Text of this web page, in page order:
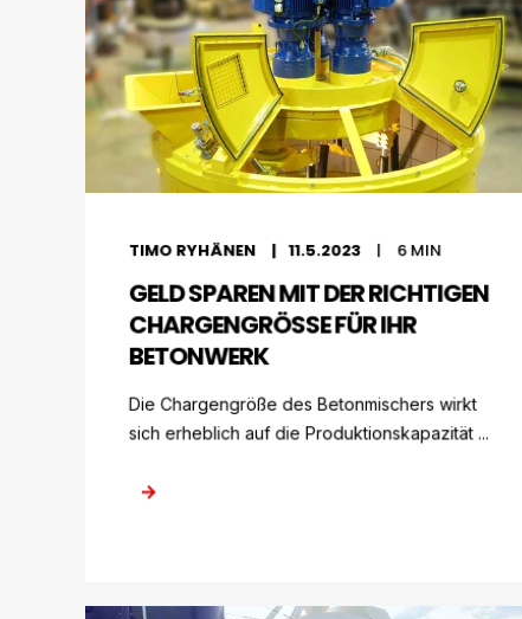
TIMO RYHÄNEN 11.5.2023 6MIN
GELD SPAREN MIT DER RICHTIGEN
CHARGENGRÖSSE FÜR IHR B
ETONWERK
Die Chargengröße des Betonmischers wirkt
sich erheblich auf die Produktionskapazität ...